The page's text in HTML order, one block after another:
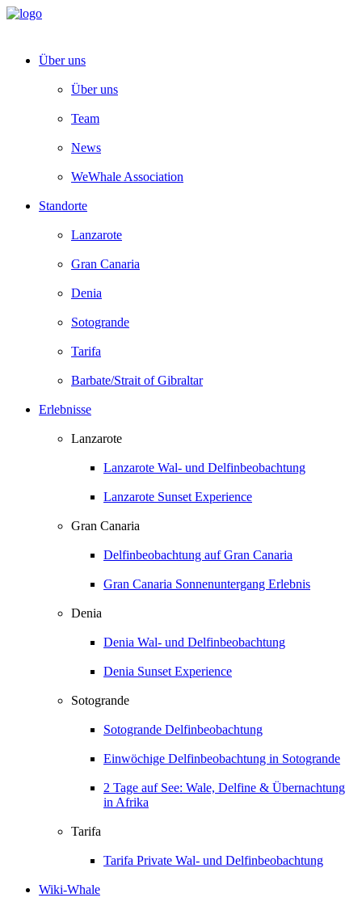
Über uns
Über uns
Team
News
WeWhale Association
Standorte
Lanzarote
Gran Canaria
Denia
Sotogrande
Tarifa
Barbate/Strait of Gibraltar
Erlebnisse
Lanzarote
Lanzarote Wal- und Delfinbeobachtung
Lanzarote Sunset Experience
Gran Canaria
Delfinbeobachtung auf Gran Canaria
Gran Canaria Sonnenuntergang Erlebnis
Denia
Denia Wal- und Delfinbeobachtung
Denia Sunset Experience
Sotogrande
Sotogrande Delfinbeobachtung
Einwöchige Delfinbeobachtung in Sotogrande
2 Tage auf See: Wale, Delfine & Übernachtung
in Afrika
Tarifa
Tarifa Private Wal- und Delfinbeobachtung
Wiki-Whale